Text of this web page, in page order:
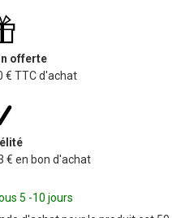
offerte
€ TTC d'achat
€ en bon d'achat
5 -10 jours